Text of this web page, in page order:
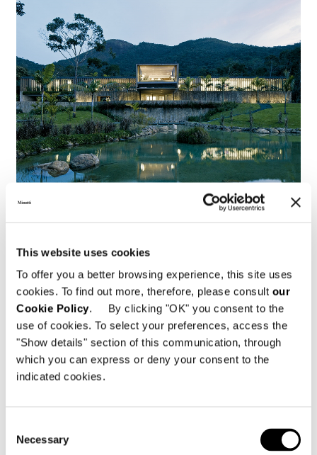
This website uses cookies
To offer you a better browsing experience, this site uses
cookies. To find out more, therefore, please consult our
Cookie Policy. By clicking "OK" you consent to the
use of cookies. To select your preferences, access the
"Show details" section of this communication, through
which you can express or deny your consent to the
indicated cookies.
Selection
Necessary
FIND OUT MORE